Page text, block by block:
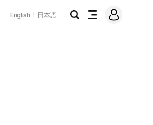
English 日本語
검
전
메
그